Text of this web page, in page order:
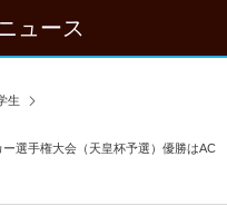
ュース
生
選手権大会（天皇杯予選）優勝はAC